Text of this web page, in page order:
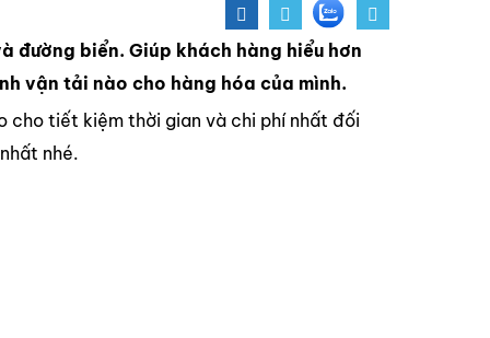
đường biển. Giúp khách hàng hiểu hơn
vận tải nào cho hàng hóa của mình.
cho tiết kiệm thời gian và chi phí nhất đối
nhé.